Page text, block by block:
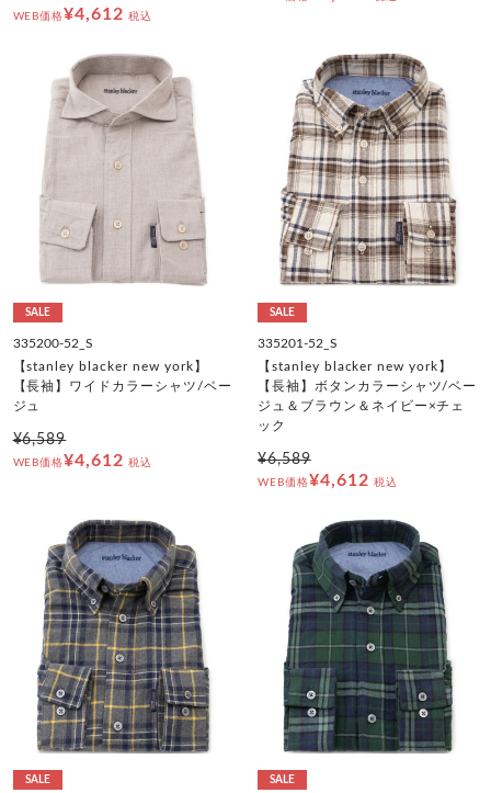
WEB価格¥4,612 税込
SALE
335200-52_S
【stanley blacker new york】
【長袖】ワイドカラーシャツ/ベー
ジュ
¥6,589
WEB価格¥4,612 税込
SALE
335201-52_S
【stanley blacker new york】
【長袖】ボタンカラーシャツ/ベー
ジュ＆ブラウン＆ネイビー×チェ
ック
¥6,589
WEB価格¥4,612 税込
SALE SALE